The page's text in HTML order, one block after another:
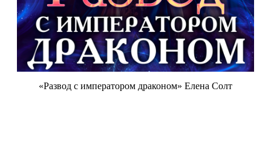
«Развод с императором драконом» Елена Солт